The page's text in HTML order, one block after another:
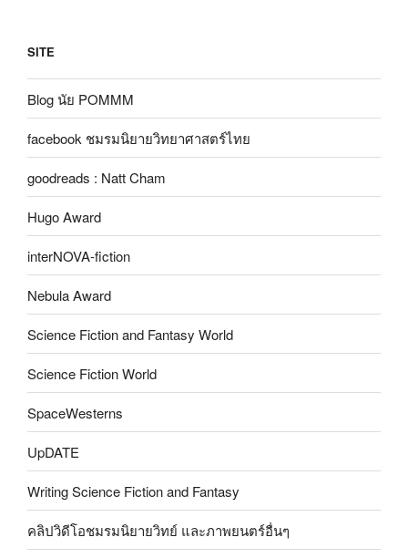
SITE
Blog นัย POMMM
facebook ชมรมนิยายวิทยาศาสตร์ไทย
goodreads : Natt Cham
Hugo Award
interNOVA-fiction
Nebula Award
Science Fiction and Fantasy World
Science Fiction World
SpaceWesterns
UpDATE
Writing Science Fiction and Fantasy
คลิปวิดีโอชมรมนิยายวิทย์ และภาพยนตร์อื่นๆ